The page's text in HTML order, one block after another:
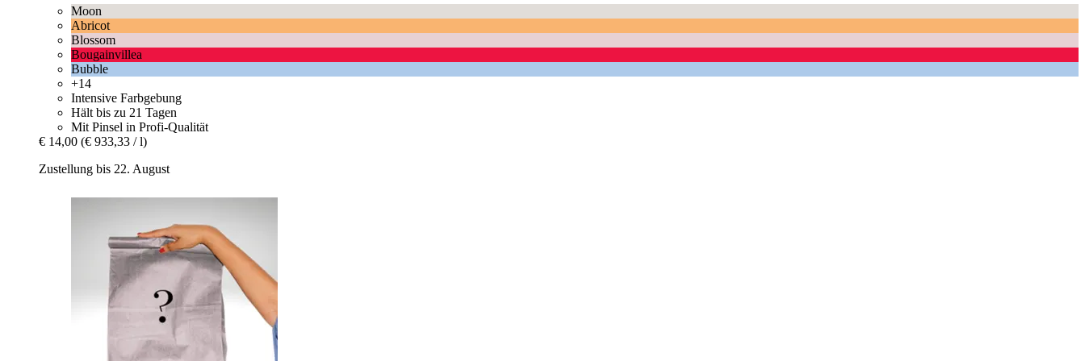
Moon
Abricot
Blossom
Bougainvillea
Bubble
+14
Intensive Farbgebung
Hält bis zu 21 Tagen
Mit Pinsel in Profi-Qualität
€ 14,00 (€ 933,33 / l)
Zustellung bis 22. August